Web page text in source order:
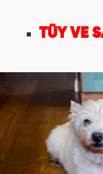
TÜY VE